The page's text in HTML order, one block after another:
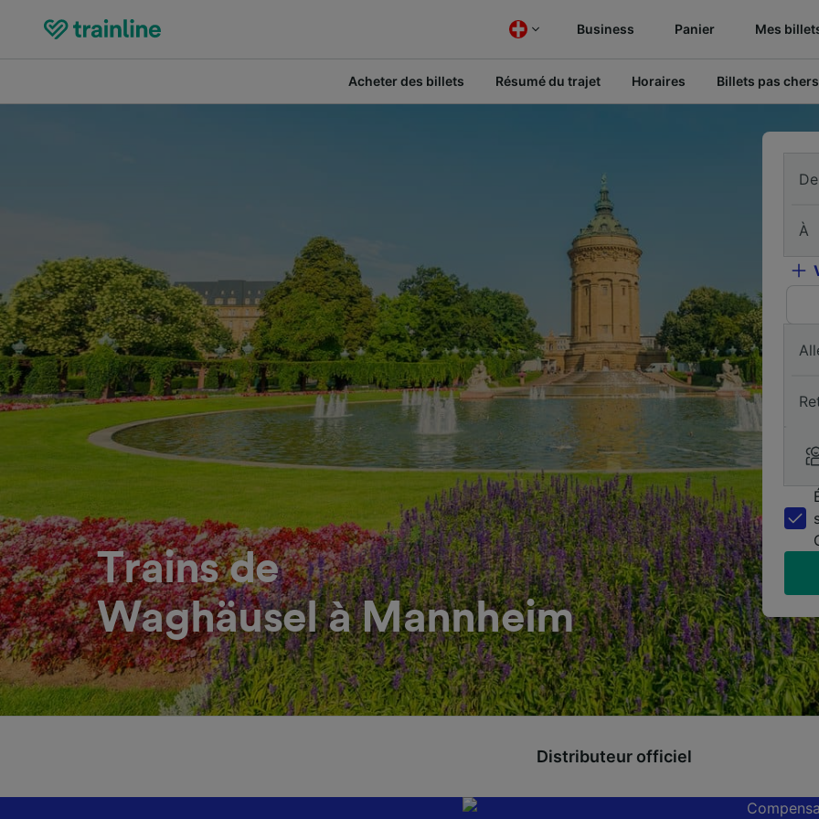
Business Panier Mes
Acheter des billets Résumé du trajet Horaires Billets pas chers
Trains de
Waghäusel à Mannheim
De
À
Distributeur officiel